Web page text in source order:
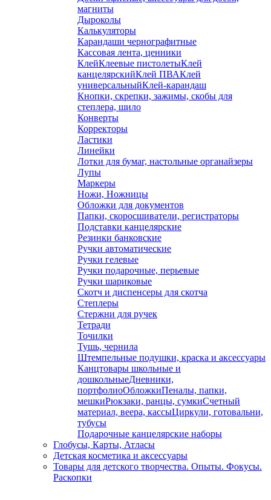
магниты
Дыроколы
Калькуляторы
Карандаши чернографитные
Кассовая лента, ценники
КлейКлеевые пистолетыКлей
канцелярскийКлей ПВАКлей
универсальныйКлей-карандаш
Кнопки, скрепки, зажимы, скобы для
степлера, шило
Конверты
Корректоры
Ластики
Линейки
Лотки для бумаг, настольные органайзеры
Лупы
Маркеры
Ножи, Ножницы
Обложки для документов
Папки, скоросшиватели, регистраторы
Подставки канцелярские
Резинки банковские
Ручки автоматические
Ручки гелевые
Ручки подарочные, перьевые
Ручки шариковые
Скотч и диспенсеры для скотча
Степлеры
Стержни для ручек
Тетради
Точилки
Тушь, чернила
Штемпельные подушки, краска и аксессуары
Канцтовары школьные и
дошкольныеДневники,
портфолиоОбложкиПеналы, папки,
мешкиРюкзаки, ранцы, сумкиСчетный
материал, веера, кассыЦиркули, готовальни,
тубусы
Подарочные канцелярские наборы
Глобусы, Карты, Атласы
Детская косметика и аксессуары
Товары для детского творчества. Опыты. Фокусы.
Раскопки